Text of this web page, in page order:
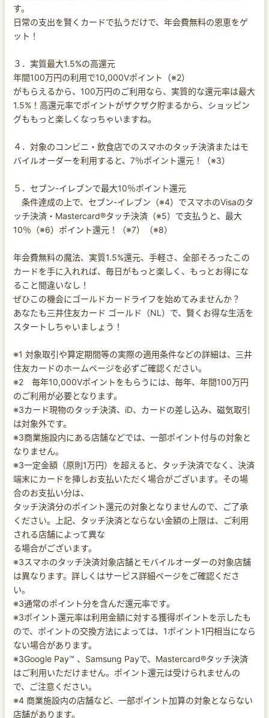
す。
日常の支出を賢くカードで払うだけで、年会費無料の恩恵をゲ
ット！
３．実質最大1.5%の高還元
年間100万円の利用で10,000Vポイント（※2）
がもらえるから、100万円のご利用なら、実質的な還元率は最大
1.5%！高還元率でポイントがザクザク貯まるから、ショッピン
グももっと楽しくなっちゃいますね。
４．対象のコンビニ・飲食店でのスマホのタッチ決済またはモ
バイルオーダーを利用すると、7％ポイント還元！（※3）
５．セブン-イレブンで最大10％ポイント還元
条件達成の上で、セブン-イレブン（※4）でスマホのVisaのタ
ッチ決済・Mastercard®タッチ決済（※5）で支払うと、最大
10％（※6）ポイント還元！（※7）（※8）
年会費無料の魔法、実質1.5%還元、手軽さ、全部そろったこの
カードを手に入れれば、毎日がもっと楽しく、もっとお得にな
ること間違いなし！
ぜひこの機会にゴールドカードライフを始めてみませんか？
あなたも三井住友カード ゴールド（NL）で、賢くお得な生活を
スタートしちゃいましょう！
※1 対象取引や算定期間等の実際の適用条件などの詳細は、三井
住友カードのホームページを必ずご確認ください。
※2 毎年10,000Vポイントをもらうには、毎年、年間100万円
のご利用が必要となります。
※3カード現物のタッチ決済、iD、カードの差し込み、磁気取引
は対象外です。
※3商業施設内にある店舗などでは、一部ポイント付与の対象と
なりません。
※3一定金額（原則1万円）を超えると、タッチ決済でなく、決済
端末にカードを挿しお支払いただく場合がございます。その場
合のお支払い分は、
タッチ決済分のポイント還元の対象となりませんので、ご了承
ください。上記、タッチ決済とならない金額の上限は、ご利用
される店舗によって異な
る場合がございます。
※3スマホのタッチ決済対象店舗とモバイルオーダーの対象店舗
は異なります。詳しくはサービス詳細ページをご確認くださ
い。
※3通常のポイント分を含んだ還元率です。
※3ポイント還元率は利用金額に対する獲得ポイントを示したも
ので、ポイントの交換方法によっては、1ポイント1円相当になら
ない場合があります。
※3Google Pay™ 、Samsung Payで、Mastercard®タッチ決済
はご利用いただけません。ポイント還元は受けられませんの
で、ご注意ください。
※4 商業施設内の店舗など、一部ポイント加算の対象とならない
店舗があります。